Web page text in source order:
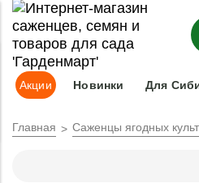
Адрес доставки:Москва
Акции Новинки Для
Главная Саженцы ягодных